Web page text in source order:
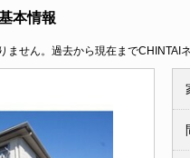
本情報
ません。過去から現在までCHINTAI